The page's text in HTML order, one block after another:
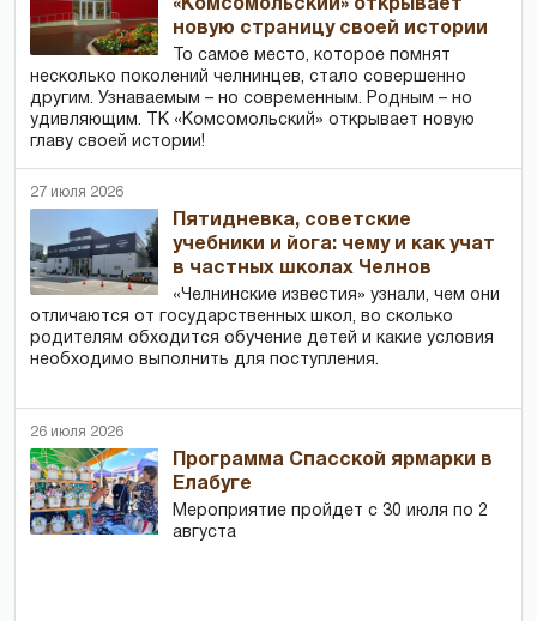
«Комсомольский» открывает
новую страницу своей истории
То самое место, которое помнят
несколько поколений челнинцев, стало совершенно
другим. Узнаваемым – но современным. Родным – но
удивляющим. ТК «Комсомольский» открывает новую
главу своей истории!
27 июля 2026
Пятидневка, советские
учебники и йога: чему и как учат
в частных школах Челнов
«Челнинские известия» узнали, чем они
отличаются от государственных школ, во сколько
родителям обходится обучение детей и какие условия
необходимо выполнить для поступления.
26 июля 2026
Программа Спасской ярмарки в
Елабуге
Мероприятие пройдет с 30 июля по 2
августа